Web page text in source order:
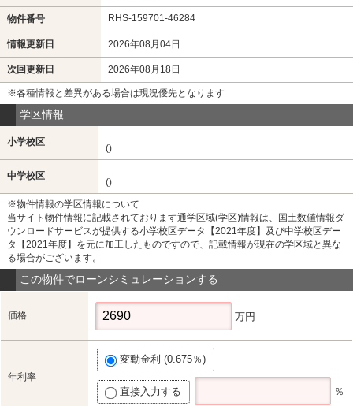
物件番号 RHS-159701-46284
情報更新日 2026年08月04日
次回更新日 2026年08月18日
※各種情報と差異がある場合は現況優先となります
学区情報
小学校区
()
中学校区
()
※物件情報の学区情報について
当サイト物件情報に記載されております通学区域(学区)情報は、国土数値情報ダ
ウンロードサービスが提供する小学校区データ【2021年度】及び中学校区デー
タ【2021年度】を元に加工したものですので、記載情報が現在の学区域と異な
る場合がございます。
この物件でローンシミュレーションする
価格 万円
年利率
変動金利 (0.675％)
直接入力する ％